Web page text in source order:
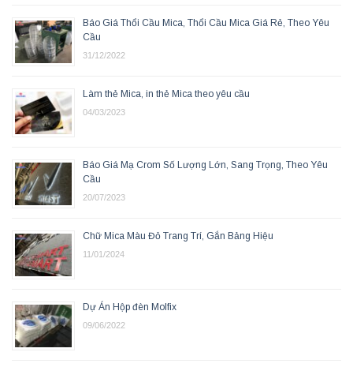
Báo Giá Thổi Cầu Mica, Thổi Cầu Mica Giá Rẻ, Theo Yêu
Cầu
31/12/2022
Làm thẻ Mica, in thẻ Mica theo yêu cầu
04/03/2023
Báo Giá Mạ Crom Số Lượng Lớn, Sang Trọng, Theo Yêu
Cầu
20/07/2023
Chữ Mica Màu Đỏ Trang Trí, Gắn Bảng Hiệu
11/01/2024
Dự Án Hộp đèn Molfix
09/06/2022